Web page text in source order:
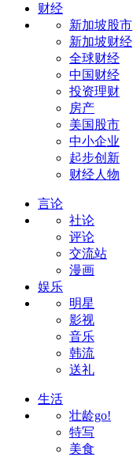
财经
新加坡股市
新加坡财经
全球财经
中国财经
投资理财
房产
美国股市
中小企业
起步创新
财经人物
言论
社论
评论
交流站
漫画
娱乐
明星
影视
音乐
韩流
送礼
生活
壮龄go!
特写
美食